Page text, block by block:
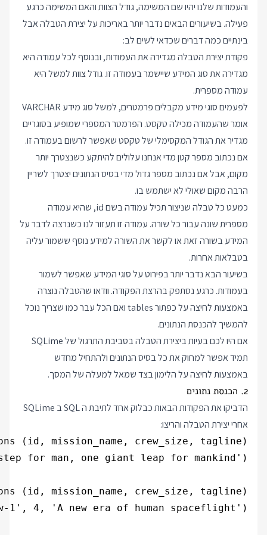
והעמודות שלנו יהיו שם המשימה, גודל הצוות והאם המשימה כרגע
פעילה. בשיעורים הבאים נדבר יותר באריכות על יצירת הטבלה אבל
בינתיים כמה דברים שכדאי לשים לב:
פקודת יצירת הטבלה מגדירה את העמודות, ובנוסף לכל עמודה היא
מגדירה את סוג המידע שיישמר בעמודה זו. גודל צוות למשל היא
עמודה מספרית.
לפעמים סוגי מידע מקבלים פרמטרים, למשל סוג מידע VARCHAR
אומר שהעמודה מכילה טקסט. הפרמטר המספרי שמופיע בסוגריים
מגדיר את הגודל המקסימלי של טקסט שאפשר לרשום בעמודה זו.
אם נכתוב מספר קטן מדי אנחנו עלולים להיתקע כשנצטרך יותר
מקום, אבל אם נכתוב מספר גדול מדי בסיס הנתונים יצטרך לשריין
הרבה מקום שאולי לא ישתמש בו.
כמעט כל טבלה שניצור תכיל עמודה בשם id, שהיא עמודה
מספרית שונה עבור כל שורה. עמודה זו תעזור לנו כשנרצה לדבר על
המידע בשורה זאת או לקשר את השורה למידע נוסף ששמור עליה
בטבלאות אחרות.
בשיעור הבא נדבר יותר בפירוט על סוגי המידע שאפשר לשמור
בעמודות. כרגע נסתפק בהרצת הפקודה. וודאו שהטבלה נוצרה
באמצעות לחיצה על כפתור tables ואם הכל עבר כמו שצריך נוכל
להמשיך להכנסת הנתונים.
אם היו לכם בעיות ביצירת הטבלה בסביבת התרגול של SQLime
תמיד אפשר למחוק את כל בסיס הנתונים ולהתחיל מחדש
באמצעות לחיצה על הלימון בצד שמאל למעלה של המסך.
2. הכנסת נתונים
הדביקו את הפקודות הבאות כבלוק אחד לתיבת ה SQL ב SQLime
אחרי יצירת הטבלה והריצו: